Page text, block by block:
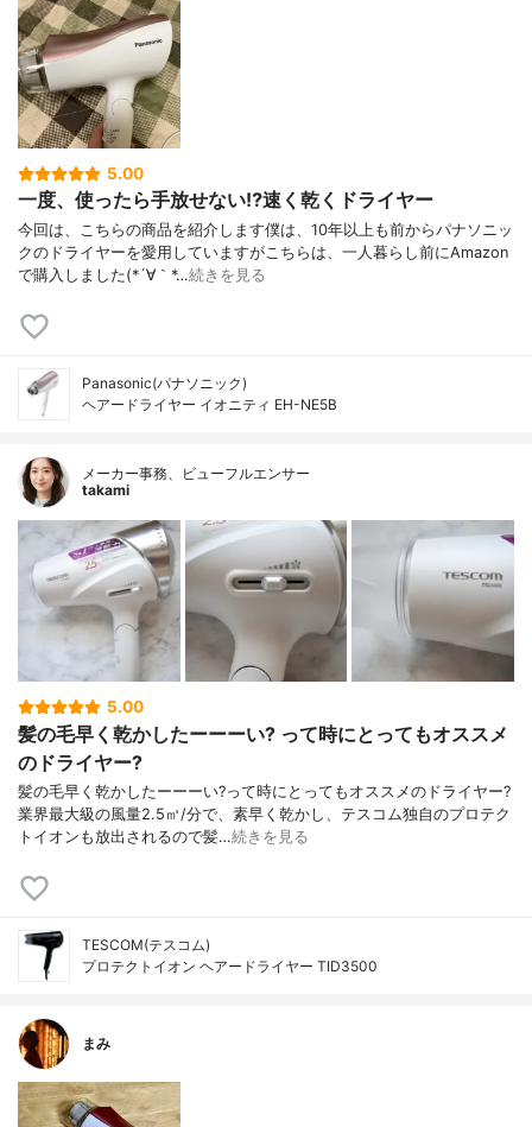
5.00
一度、使ったら手放せない⁉️速く乾くドライヤー
今回は、こちらの商品を紹介します僕は、10年以上も前からパナソニッ
クのドライヤーを愛用していますがこちらは、一人暮らし前にAmazon
で購入しました(*´∀｀*…続きを見る
Panasonic(パナソニック)
ヘアードライヤー イオニティ EH-NE5B
メーカー事務、ビューフルエンサー
takami
5.00
髪の毛早く乾かしたーーーい? って時にとってもオススメ
のドライヤー?
髪の毛早く乾かしたーーーい?って時にとってもオススメのドライヤー?
業界最大級の風量2.5㎥/分で、素早く乾かし、テスコム独自のプロテク
トイオンも放出されるので髪…続きを見る
TESCOM(テスコム)
プロテクトイオン ヘアードライヤー TID3500
まみ